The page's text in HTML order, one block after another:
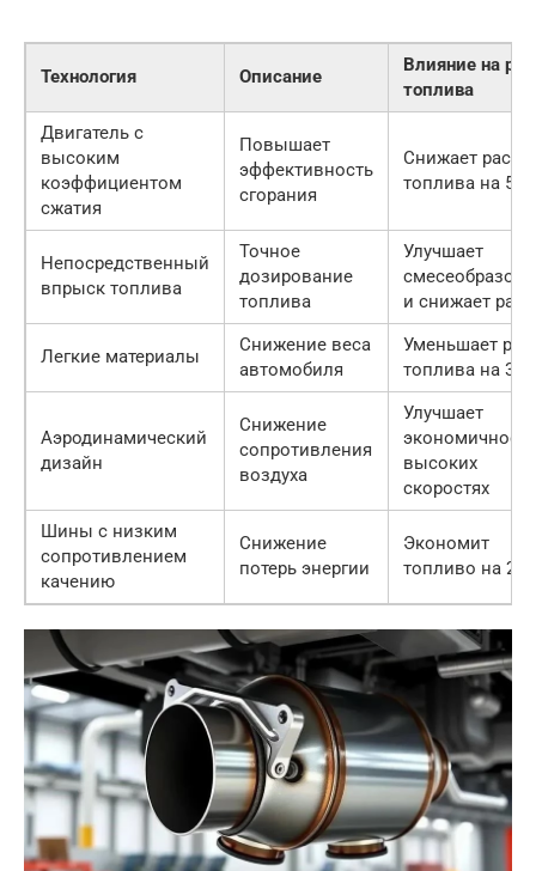
Технология Описание
Влияние на
топлива
Двигатель с
высоким
коэффициентом
сжатия
Повышает
эффективность
сгорания
Снижает
топлива на 5-
Непосредственный
впрыск топлива
Точное
дозирование
топлива
Улучшает
и снижает
Легкие материалы
Снижение веса
автомобиля
Уменьшает
топлива на 3-
Аэродинамический
дизайн
Снижение
сопротивления
воздуха
Улучшает
высоких
скоростях
Шины с низким
сопротивлением
качению
Снижение
потерь энергии
Экономит
топливо на 2-